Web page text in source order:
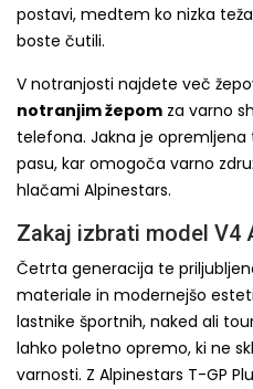
postavi, medtem ko nizka
boste čutili.
V notranjosti najdete več
notranjim žepom za varno
telefona. Jakna je
pasu, kar omogoča varno
hlačami Alpinestars.
Zakaj izbrati model V4
Četrta generacija te
materiale in modernejšo
lastnike športnih, naked ali
lahko poletno opremo, ki ne
varnosti. Z Alpinestars T-GP